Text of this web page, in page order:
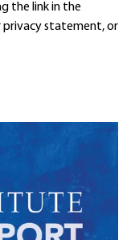
the link in the
privacy statement, or